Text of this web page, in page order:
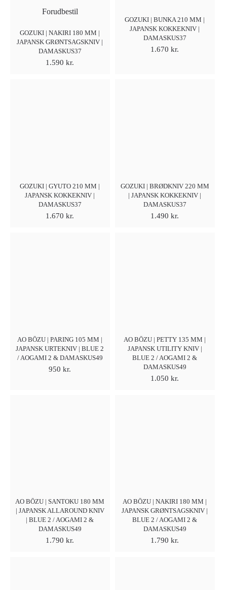
Forudbestil
GOZUKI | NAKIRI 180 MM |
JAPANSK GRØNTSAGSKNIV |
DAMASKUS37
1.590kr.
GOZUKI | BUNKA 210 MM |
JAPANSK KOKKEKNIV |
DAMASKUS37
1.670kr.
GOZUKI | GYUTO 210 MM |
JAPANSK KOKKEKNIV |
DAMASKUS37
1.670kr.
GOZUKI | BRØDKNIV 220 MM
| JAPANSK KOKKEKNIV |
DAMASKUS37
1.490kr.
AO BŌZU | PARING 105 MM |
JAPANSK URTEKNIV | BLUE 2
/ AOGAMI 2 & DAMASKUS49
950kr.
AO BŌZU | PETTY 135 MM |
JAPANSK UTILITY KNIV |
BLUE 2 / AOGAMI 2 &
DAMASKUS49
1.050kr.
AO BŌZU | SANTOKU 180 MM
| JAPANSK ALLAROUND KNIV
| BLUE 2 / AOGAMI 2 &
DAMASKUS49
1.790kr.
AO BŌZU | NAKIRI 180 MM |
JAPANSK GRØNTSAGSKNIV |
BLUE 2 / AOGAMI 2 &
DAMASKUS49
1.790kr.